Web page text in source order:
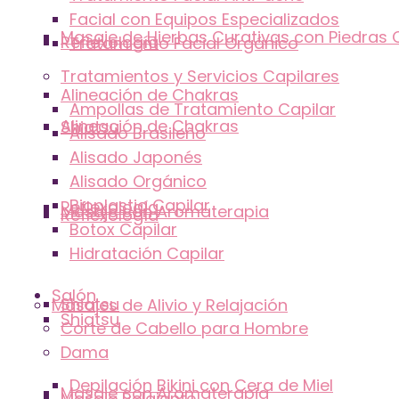
Alineación de Chakras
Reflexología
Shiatsu
Reflexología
Shiatsu
Masaje con Aromaterapia
Masajes de Alivio y Relajación
Masaje de Hierbas Curativas con Piedras
Alineación de Chakras
Reflexología
Shiatsu
Masaje con Aromaterapia
Facial con Equipos Especializados
Tratamiento Facial Orgánico
Tratamientos y Servicios Capilares
Ampollas de Tratamiento Capilar
Alisado Brasileño
Alisado Japonés
Alisado Orgánico
Bioplastia Capilar
Botox Capilar
Hidratación Capilar
Salón
Corte de Cabello para Hombre
Dama
Depilación Bikini con Cera de Miel